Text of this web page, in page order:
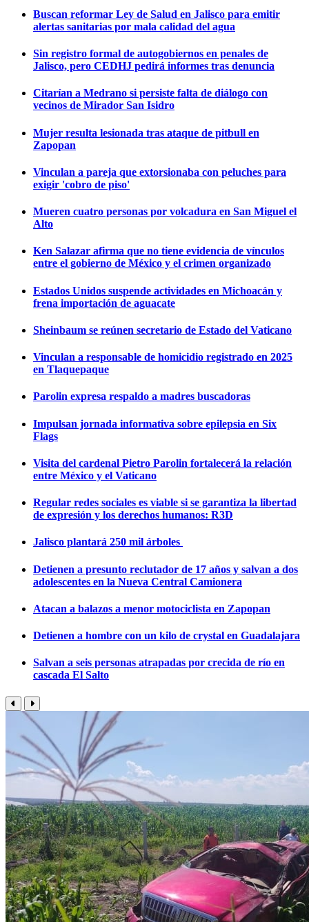
Buscan reformar Ley de Salud en Jalisco para emitir
alertas sanitarias por mala calidad del agua
Sin registro formal de autogobiernos en penales de
Jalisco, pero CEDHJ pedirá informes tras denuncia
Citarían a Medrano si persiste falta de diálogo con
vecinos de Mirador San Isidro
Mujer resulta lesionada tras ataque de pitbull en
Zapopan
Vinculan a pareja que extorsionaba con peluches para
exigir 'cobro de piso'
Mueren cuatro personas por volcadura en San Miguel el
Alto
Ken Salazar afirma que no tiene evidencia de vínculos
entre el gobierno de México y el crimen organizado
Estados Unidos suspende actividades en Michoacán y
frena importación de aguacate
Sheinbaum se reúnen secretario de Estado del Vaticano
Vinculan a responsable de homicidio registrado en 2025
en Tlaquepaque
Parolin expresa respaldo a madres buscadoras
Impulsan jornada informativa sobre epilepsia en Six
Flags
Visita del cardenal Pietro Parolin fortalecerá la relación
entre México y el Vaticano
Regular redes sociales es viable si se garantiza la libertad
de expresión y los derechos humanos: R3D
Jalisco plantará 250 mil árboles
Detienen a presunto reclutador de 17 años y salvan a dos
adolescentes en la Nueva Central Camionera
Atacan a balazos a menor motociclista en Zapopan
Detienen a hombre con un kilo de crystal en Guadalajara
Salvan a seis personas atrapadas por crecida de río en
cascada El Salto